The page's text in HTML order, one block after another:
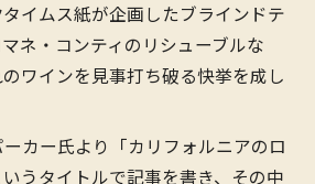
イムス紙が企画したブラインドテ
ネ・コンティのリシューブルな
ワインを見事打ち破る快挙を成し
カー氏より「カリフォルニアのロ
うタイトルで記事を書き、その中